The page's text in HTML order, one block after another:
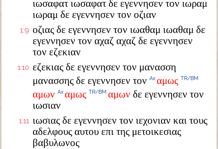
ιωσαφατ ιωσαφατ δε εγεννησεν τον ιωραμ
ιωραμ δε εγεννησεν τον οζιαν
1:9 οζιας δε εγεννησεν τον ιωαθαμ ιωαθαμ δε
εγεννησεν τον αχαζ αχαζ δε εγεννησεν
τον εζεκιαν
1:10 εζεκιας δε εγεννησεν τον μανασση
μανασσης δε εγεννησεν τον Ax αμως TR/BM
αμων Ax αμως TR/BM αμων δε εγεννησεν τον
ιωσιαν
1:11 ιωσιας δε εγεννησεν τον ιεχονιαν και τους
αδελφους αυτου επι της μετοικεσιας
βαβυλωνος